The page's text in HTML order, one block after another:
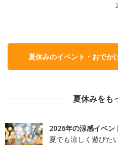
夏休みのイベント・おでか
夏休みをも
2026年の涼感イベン
夏でも涼しく遊びた